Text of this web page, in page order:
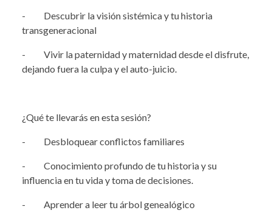
- Descubrir la visión sistémica y tu historia
transgeneracional
- Vivir la paternidad y maternidad desde el disfrute,
dejando fuera la culpa y el auto-juicio.
¿Qué te llevarás en esta sesión?
- Desbloquear conflictos familiares
- Conocimiento profundo de tu historia y su
influencia en tu vida y toma de decisiones.
- Aprender a leer tu árbol genealógico